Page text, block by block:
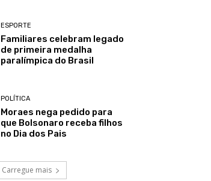
ESPORTE
Familiares celebram legado
de primeira medalha
paralímpica do Brasil
POLÍTICA
Moraes nega pedido para
que Bolsonaro receba filhos
no Dia dos Pais
Carregue mais